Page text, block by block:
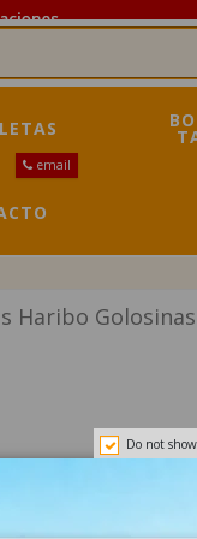
email
Haribo Golosinas
Do not